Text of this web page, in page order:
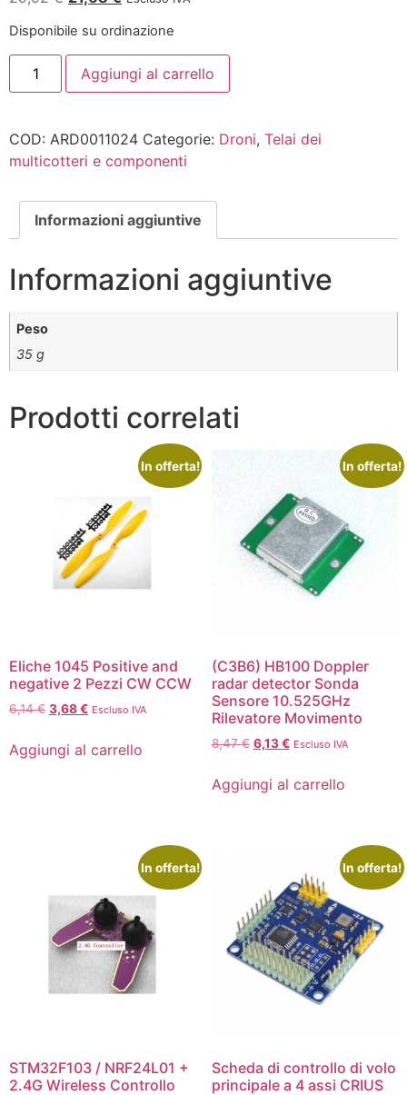
Disponibile su ordinazione
Aggiungi al carrello
COD: ARD0011024 Categorie: Droni, Telai dei
multicotteri e componenti
Informazioni aggiuntive
Informazioni aggiuntive
Peso
35 g
Prodotti correlati
In offerta!
Eliche 1045 Positive and
negative 2 Pezzi CW CCW
6,14€ 3,68€ Escluso IVA
Aggiungi al carrello
In offerta!
(C3B6) HB100 Doppler
radar detector Sonda
Sensore 10.525GHz
Rilevatore Movimento
8,47€ 6,13€ Escluso IVA
Aggiungi al carrello
In offerta!
STM32F103 / NRF24L01 +
2.4G Wireless Controllo
In offerta!
Scheda di controllo di volo
principale a 4 assi CRIUS